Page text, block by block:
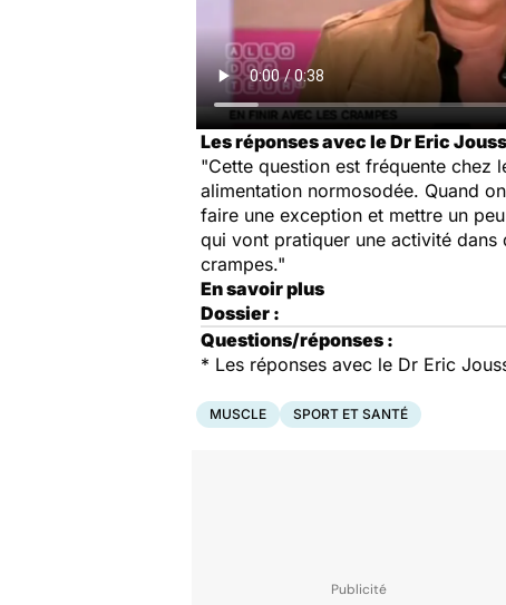
Les réponses avec le Dr Eric
"Cette question est fréquente chez
alimentation normosodée. Quand
faire une exception et mettre un
qui vont pratiquer une activité
crampes."
En savoir plus
Dossier :
Questions/réponses :
* Les réponses avec le Dr Eric
MUSCLE SPORT ET SANTÉ